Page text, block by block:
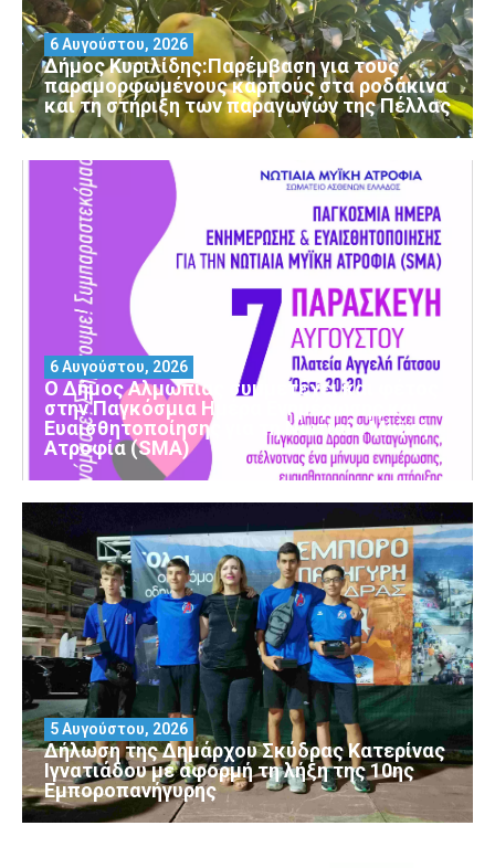
Δήμος Κυριλίδης:Παρέμβαση για τους
παραμορφωμένους καρπούς στα ροδάκινα
και τη στήριξη των παραγωγών της Πέλλας
6 Αυγούστου, 2026
Ο Δήμος Αλμωπίας συμμετέχει και φέτος
στην Παγκόσμια Ημέρα Ενημέρωσης και
Ευαισθητοποίησης για τη Νωτιαία Μυϊκή
Ατροφία (SMA)
6 Αυγούστου, 2026
Δήλωση της Δημάρχου Σκύδρας Κατερίνας
Ιγνατιάδου με αφορμή τη λήξη της 10ης
Εμποροπανήγυρης
5 Αυγούστου, 2026